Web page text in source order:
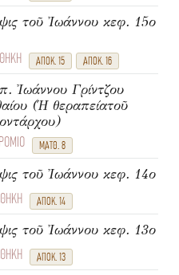
τοῦ Ἰωάννου κεφ. 15ο
ΑΠΟΚ. 15 ΑΠΟΚ. 16
Ἰωάννου Γρίντζου
(Ἡ θεραπείατοῦ
ΜΑΤΘ. 8
τοῦ Ἰωάννου κεφ. 14ο
ΑΠΟΚ. 14
τοῦ Ἰωάννου κεφ. 13ο
ΑΠΟΚ. 13